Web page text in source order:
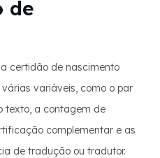
de
certidão de nascimento
variáveis, como o par
texto, a contagem de
complementar e as
de tradução ou tradutor.